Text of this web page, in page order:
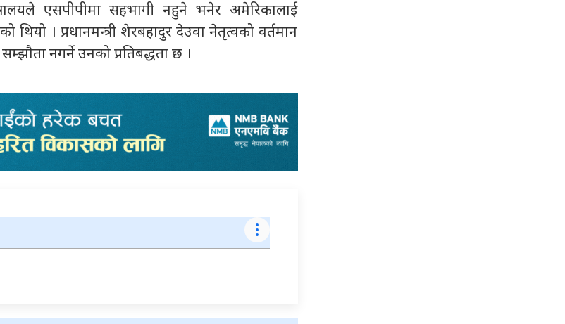
एसपीपीमा सहभागी नहुने भनेर अमेरिकालाई
। प्रधानमन्त्री शेरबहादुर देउवा नेतृत्वको वर्तमान
नगर्ने उनको प्रतिबद्धता छ ।